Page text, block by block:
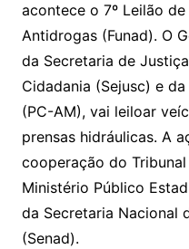
acontece o 7º Leilão
Antidrogas (Funad). O
da Secretaria de
Cidadania (Sejusc) e
(PC-AM), vai leiloar
prensas hidráulicas. A
cooperação do
Ministério Público
da Secretaria Nacional
(Senad).